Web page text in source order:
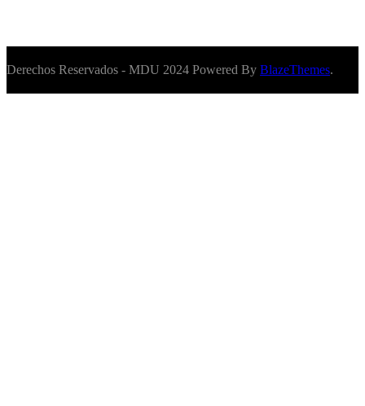
Derechos Reservados - MDU 2024 Powered By BlazeThemes.